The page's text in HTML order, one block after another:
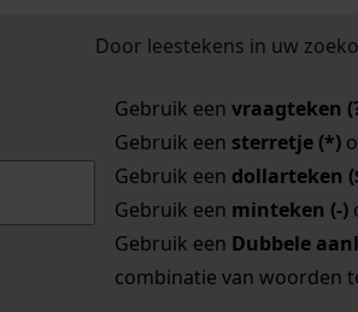
Door leestekens in uw
Gebruik een vraagteken
Gebruik een sterretje (*)
Gebruik een dollarteken
Gebruik een minteken (-)
Gebruik een Dubbele
combinatie van woorden